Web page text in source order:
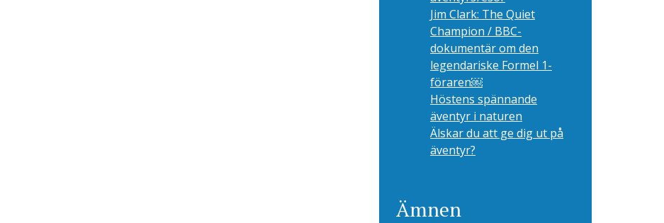
Jim Clark: The Quiet
Champion / BBC-
dokumentär om den
legendariske Formel 1-
föraren￼
Höstens spännande
äventyr i naturen
Älskar du att ge dig ut på
äventyr?
Ämnen